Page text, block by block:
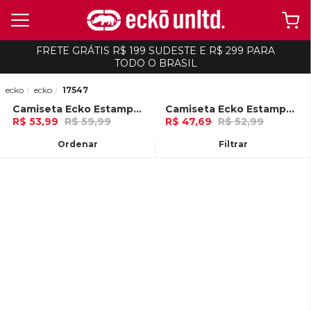
FRETE GRÁTIS R$ 199 SUDESTE E R$ 299 PARA
TODO O BRASIL
Ordenar Filtrar
ecko ecko 17547
-10%
Camiseta Ecko Estampada Vermelha
R$ 53,99 R$ 59,99
-10%
Camiseta Ecko Estampada Areia
R$ 47,69 R$ 52,99